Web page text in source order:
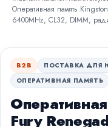
Оперативная память
6400MHz, CL32, DIMM,
B2B ПОСТАВКА ДЛЯ
ОПЕРАТИВНАЯ ПАМЯТЬ
Fury